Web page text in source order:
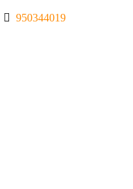
950344019